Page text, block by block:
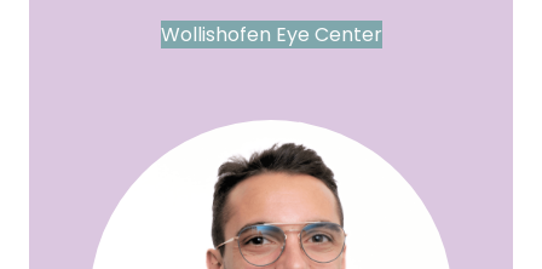
Wollishofen Eye Center